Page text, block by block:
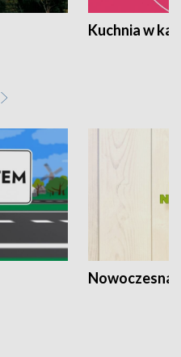
Kuchnia w
Nowoczesna